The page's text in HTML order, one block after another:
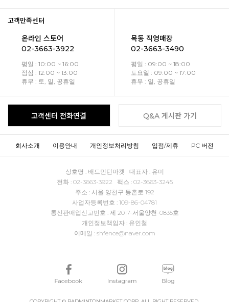
고객만족센터
온라인 스토어
02-3663-3922
평일 : 10:00 ~ 16:00
점심 : 12:00 ~ 13:00
휴무 : 토, 일, 공휴일
목동 직영매장
02-3663-3490
평일 : 09:00 ~ 18:00
토요일 : 09:00 ~ 17:00
휴무 : 일, 공휴일
고객센터 전화연결 Q&A 게시판 가기
회사소개 이용안내 개인정보처리방침 입점/제휴 PC 버전
상호명 : 배드민턴마켓 대표자 : 유미
전화 : 02-3663-3922 팩스 : 02-3663-3245
주소 : 서울 양천구 등촌로 192
사업자등록번호 : 109-86-04781
통신판매업신고번호 : 제 2017-서울양천-0835호
개인정보책임자 : 유인철
이메일 : shfence@naver.com